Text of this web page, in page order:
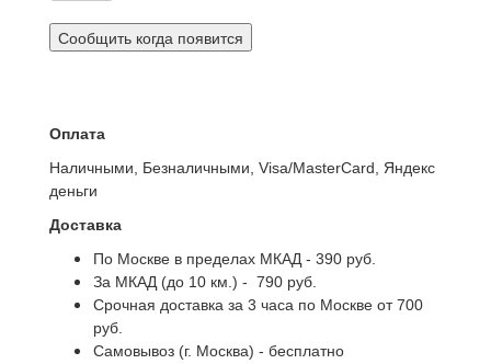
Сообщить когда появится
Оплата
Наличными, Безналичными, Visa/MasterCard, Яндекс
деньги
Доставка
По Москве в пределах МКАД - 390 руб.
За МКАД (до 10 км.) - 790 руб.
Срочная доставка за 3 часа по Москве от 700
руб.
Самовывоз (г. Москва) - бесплатно